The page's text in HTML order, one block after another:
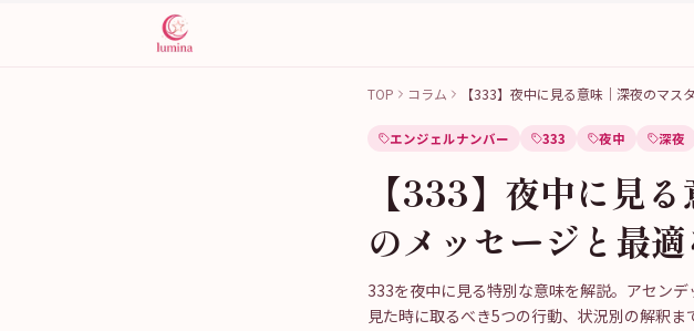
TOP コラム 【333】夜中に見る意味｜深夜のマス
エンジェルナンバー 333 夜中 深夜
【333】夜中に見
のメッセージと最
333を夜中に見る特別な意味を解説。アセン
見た時に取るべき5つの行動、状況別の解釈ま